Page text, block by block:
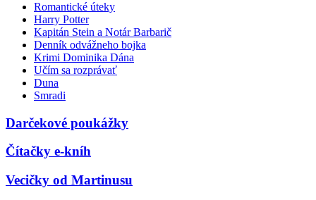
Romantické úteky
Harry Potter
Kapitán Stein a Notár Barbarič
Denník odvážneho bojka
Krimi Dominika Dána
Učím sa rozprávať
Duna
Smradi
Darčekové poukážky
Čítačky e-kníh
Vecičky od Martinusu